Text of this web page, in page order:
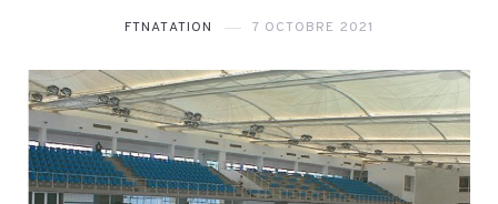
FTNATATION 7 OCTOBRE 2021